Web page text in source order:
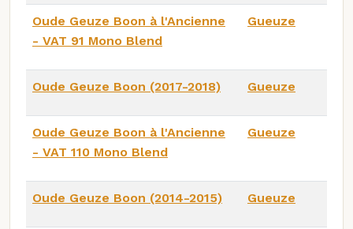
Oude Geuze Boon à l'Ancienne
- VAT 91 Mono Blend
Gueuze
Oude Geuze Boon (2017-2018) Gueuze
Oude Geuze Boon à l'Ancienne
- VAT 110 Mono Blend
Gueuze
Oude Geuze Boon (2014-2015) Gueuze